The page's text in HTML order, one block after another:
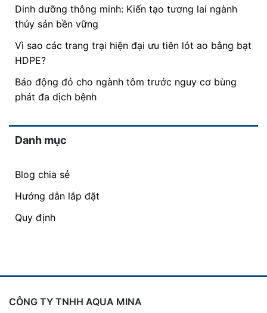
Dinh dưỡng thông minh: Kiến tạo tương lai ngành
thủy sản bền vững
Vì sao các trang trại hiện đại ưu tiên lót ao bằng bạt
HDPE?
Báo động đỏ cho ngành tôm trước nguy cơ bùng
phát đa dịch bệnh
Danh mục
Blog chia sẻ
Hướng dẫn lắp đặt
Quy định
CÔNG TY TNHH AQUA MINA